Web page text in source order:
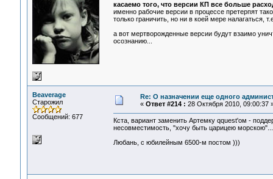
касаемо того, что версии КП все больше
именно рабочие версии в процессе претерпят
только граничить, но ни в коей мере налагаться,
а вот мертворожденные версии будут взаимо
осознанию...
Beaverage
Старожил
Сообщений: 677
Re: О назначении еще одного
« Ответ #214 : 28 Октября 2010, 09:00:37
Кста, вариант заменить Артемку qquest'ом -
несовместимость, "хочу быть царицею морскою"...
Любань, с юбилейным 6500-м постом )))